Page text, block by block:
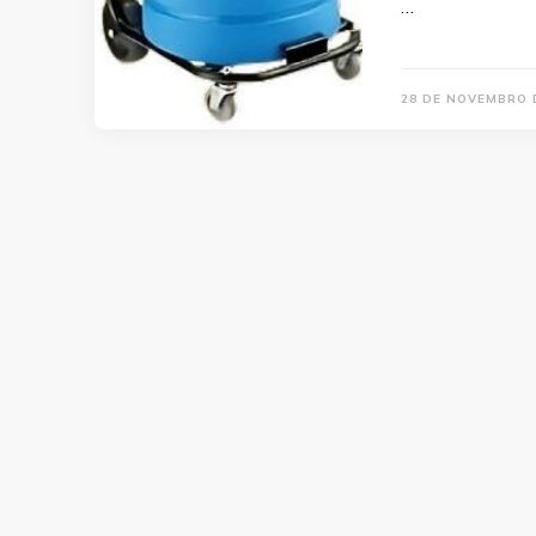
28 DE NOVEMBRO